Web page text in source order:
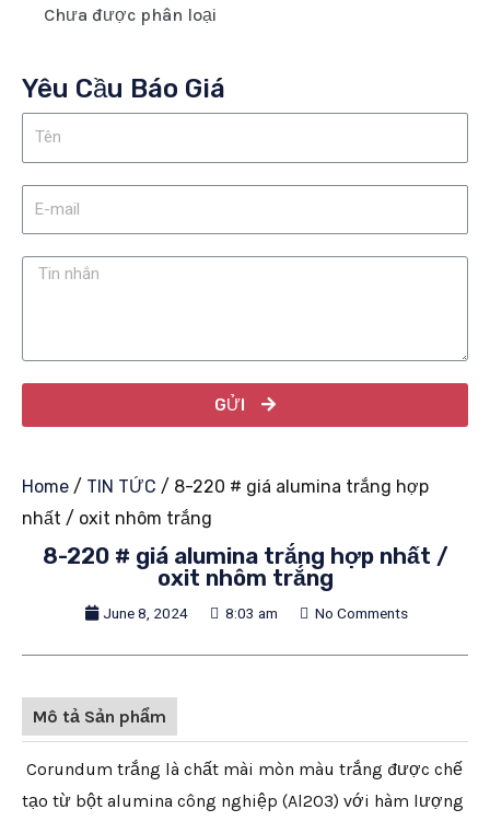
Chưa được phân loại
Yêu Cầu Báo Giá
GỬI
Home / TIN TỨC / 8-220 # giá alumina trắng hợp
nhất / oxit nhôm trắng
8-220 # giá alumina trắng hợp nhất /
oxit nhôm trắng
June 8, 2024 8:03 am No Comments
Mô tả Sản phẩm
Corundum trắng là chất mài mòn màu trắng được chế
tạo từ bột alumina công nghiệp (Al2O3) với hàm lượng